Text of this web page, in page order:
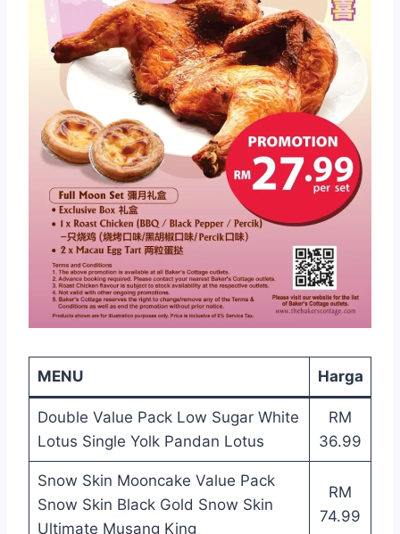
MENU Harga
Double Value Pack Low Sugar White
Lotus Single Yolk Pandan Lotus
RM
36.99
Snow Skin Mooncake Value Pack
Snow Skin Black Gold Snow Skin
Ultimate Musang King
RM
74.99